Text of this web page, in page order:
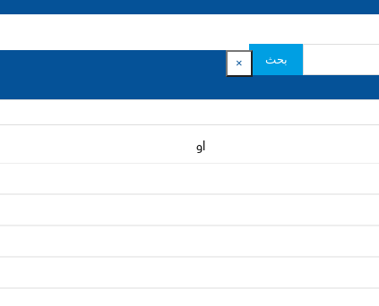
بحث ×
او